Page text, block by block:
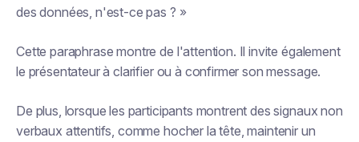
des données, n'est-ce pas ? »
Cette paraphrase montre de l'attention. Il invite également
le présentateur à clarifier ou à confirmer son message.
De plus, lorsque les participants montrent des signaux non
verbaux attentifs, comme hocher la tête, maintenir un